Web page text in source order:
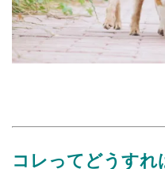
コレってどうすれ